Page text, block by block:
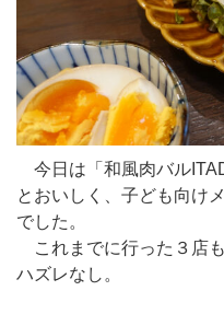
今日は「和風肉バル
とおいしく、子ども向け
でした。
これまでに行った３店
ハズレなし。